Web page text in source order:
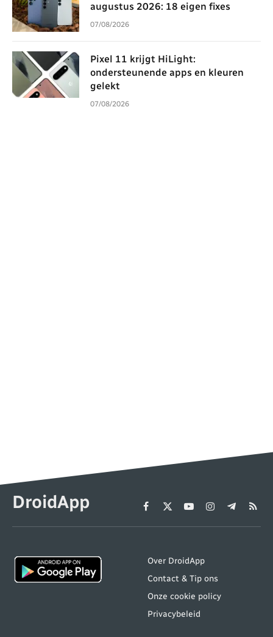
augustus 2026: 18 eigen fixes
07/08/2026
Pixel 11 krijgt HiLight:
ondersteunende apps en kleuren
gelekt
07/08/2026
DroidApp Facebook
X
(Twitter)
YouTubeInstagram
Telegram
RSS
Over DroidApp
Contact & Tip ons
Onze cookie policy
Privacybeleid